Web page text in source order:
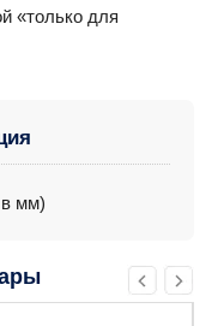
«только для
мм)